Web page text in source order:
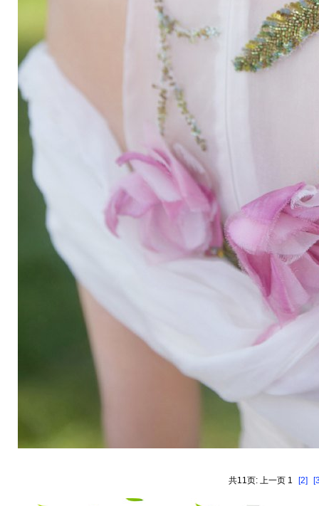
共11页: 上一页 1 [2]